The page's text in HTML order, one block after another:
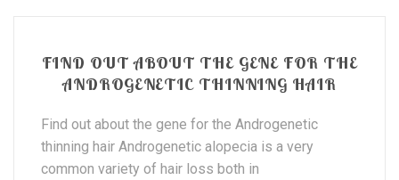
Consultas Online
Vários
FIND OUT ABOUT THE GENE FOR THE
ANDROGENETIC THINNING HAIR
Find out about the gene for the Androgenetic
thinning hair Androgenetic alopecia is a very
common variety of hair loss both in